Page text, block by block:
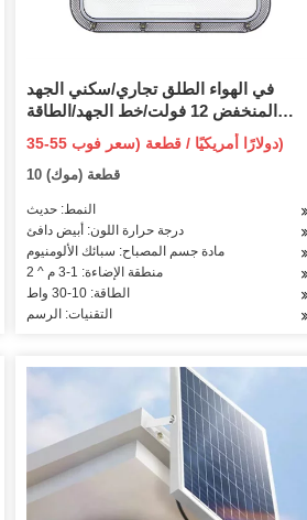
في الهواء الطلق تجاري/سكني الجهد
المنخفض 12 فولت/خط الجهد/الطاقة
درب مسار الحديقة أضواء بولارد
35-55 دولارًا أمريكيًا / قطعة (سعر فوب)
10 قطعة (موك)
النمط: حديث
درجة حرارة اللون: أبيض دافئ
مادة جسم المصباح: سبائك الألومنيوم
منطقة الإضاءة: 1-3 م ^ 2
الطاقة: 10-30 واط
التقنيات: الرسم